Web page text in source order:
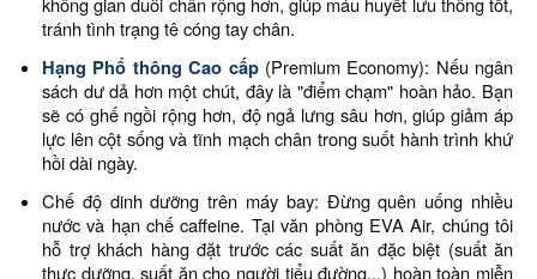
tránh tình trạng tê cóng tay chân.
Hạng Phổ thông Cao cấp (Premium Economy): Nếu ngân
sách dư dả hơn một chút, đây là "điểm chạm" hoàn hảo. Bạn
sẽ có ghế ngồi rộng hơn, độ ngả lưng sâu hơn, giúp giảm áp
lực lên cột sống và tĩnh mạch chân trong suốt hành trình khứ
hồi dài ngày.
Chế độ dinh dưỡng trên máy bay: Đừng quên uống nhiều
nước và hạn chế caffeine. Tại văn phòng EVA Air, chúng tôi
hỗ trợ khách hàng đặt trước các suất ăn đặc biệt (suất ăn
thực dưỡng, suất ăn cho người tiểu đường...) hoàn toàn miễn